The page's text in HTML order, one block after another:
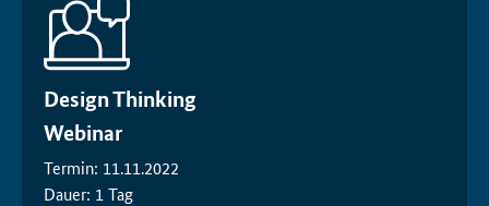
Design Thinking
Webinar
Termin: 11.11.2022
Dauer: 1 Tag